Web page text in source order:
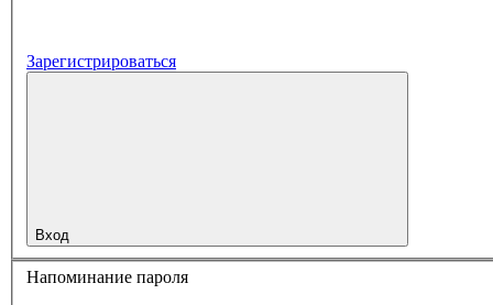
Зарегистрироваться
Вход
Напоминание пароля